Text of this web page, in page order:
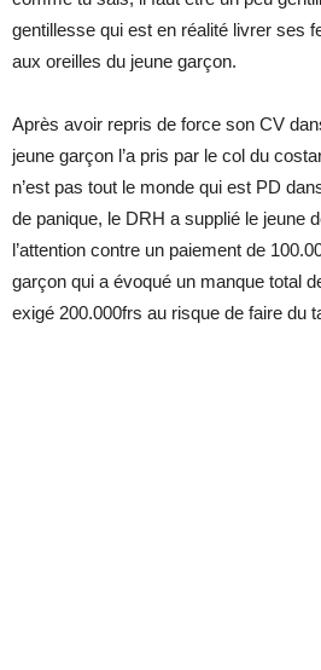
gentillesse qui est en réalité livrer ses
aux oreilles du jeune garçon.
Après avoir repris de force son CV
jeune garçon l’a pris par le col du
n’est pas tout le monde qui est PD
de panique, le DRH a supplié le jeune
l’attention contre un paiement de
garçon qui a évoqué un manque total
exigé 200.000frs au risque de faire du